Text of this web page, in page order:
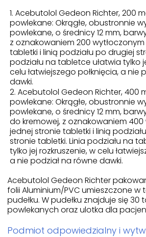
Acebutolol Gedeon Richter, 200
powlekane: Okrągłe, obustronnie
powlekane, o średnicy 12 mm,
z oznakowaniem 200
tabletki i linią podziału po drugiej
podziału na tabletce ułatwia tylko
celu łatwiejszego połknięcia, a nie
dawki.
Acebutolol Gedeon Richter, 400
powlekane: Okrągłe, obustronnie
powlekane, o średnicy 12 mm,
do kremowej, z oznakowaniem
jednej stronie tabletki i linią
stronie tabletki. Linia podziału na
tylko jej rozkruszenie, w celu
a nie podział na równe dawki.
Acebutolol Gedeon Richter
folii Aluminium/PVC umieszczone w
pudełku. W pudełku znajduje się 30
powlekanych oraz ulotka dla
Podmiot odpowiedzialny i